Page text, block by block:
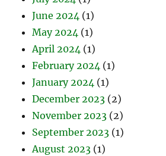
June 2024 (1)
May 2024 (1)
April 2024 (1)
February 2024 (1)
January 2024 (1)
December 2023 (2)
November 2023 (2)
September 2023 (1)
August 2023 (1)